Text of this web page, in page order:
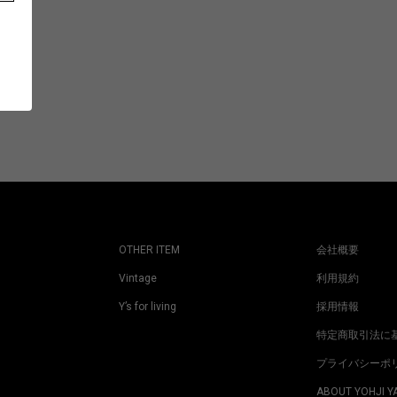
OTHER ITEM
Vintage
Y’s for living
会社概要
利用規約
採用情報
特定商取引法に
プライバシーポ
ABOUT YOHJI